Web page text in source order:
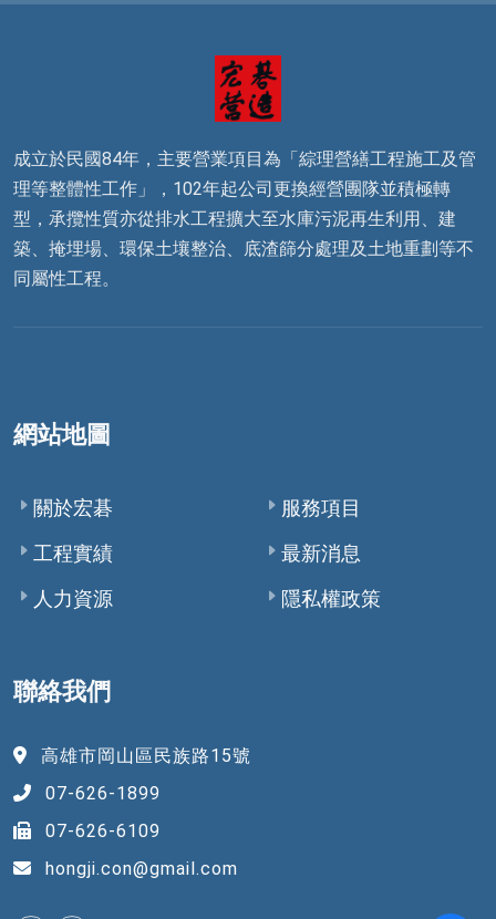
成立於民國84年，主要營業項目為「綜理營繕工程施工及管
理等整體性工作」，102年起公司更換經營團隊並積極轉
型，承攬性質亦從排水工程擴大至水庫污泥再生利用、建
築、掩埋場、環保土壤整治、底渣篩分處理及土地重劃等不
同屬性工程。
網站地圖
關於宏碁
工程實績
人力資源
服務項目
最新消息
隱私權政策
聯絡我們
高雄市岡山區民族路15號
07-626-1899
07-626-6109
hongji.con@gmail.com